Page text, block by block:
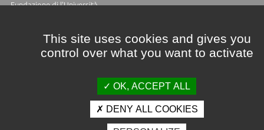
Fundazione di l'Università
Crédits et mentions légales
This site uses cookies and gives you
control over what you want to activate
OK, ACCEPT ALL
DENY ALL COOKIES